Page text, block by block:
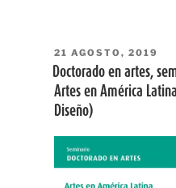
PUBLICADO
EL
21 AGOSTO, 2019
Doctorado en artes,
Artes en América
Diseño)